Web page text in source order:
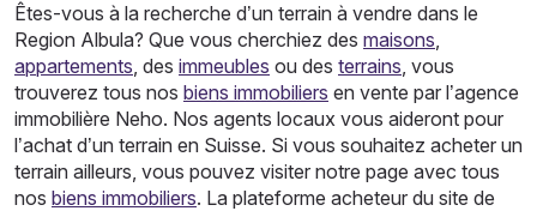
Êtes-vous à la recherche d’un terrain à vendre dans le
Region Albula? Que vous cherchiez des maisons,
appartements, des immeubles ou des terrains, vous
trouverez tous nos biens immobiliers en vente par l’agence
immobilière Neho. Nos agents locaux vous aideront pour
l’achat d’un terrain en Suisse. Si vous souhaitez acheter un
terrain ailleurs, vous pouvez visiter notre page avec tous
nos biens immobiliers. La plateforme acheteur du site de